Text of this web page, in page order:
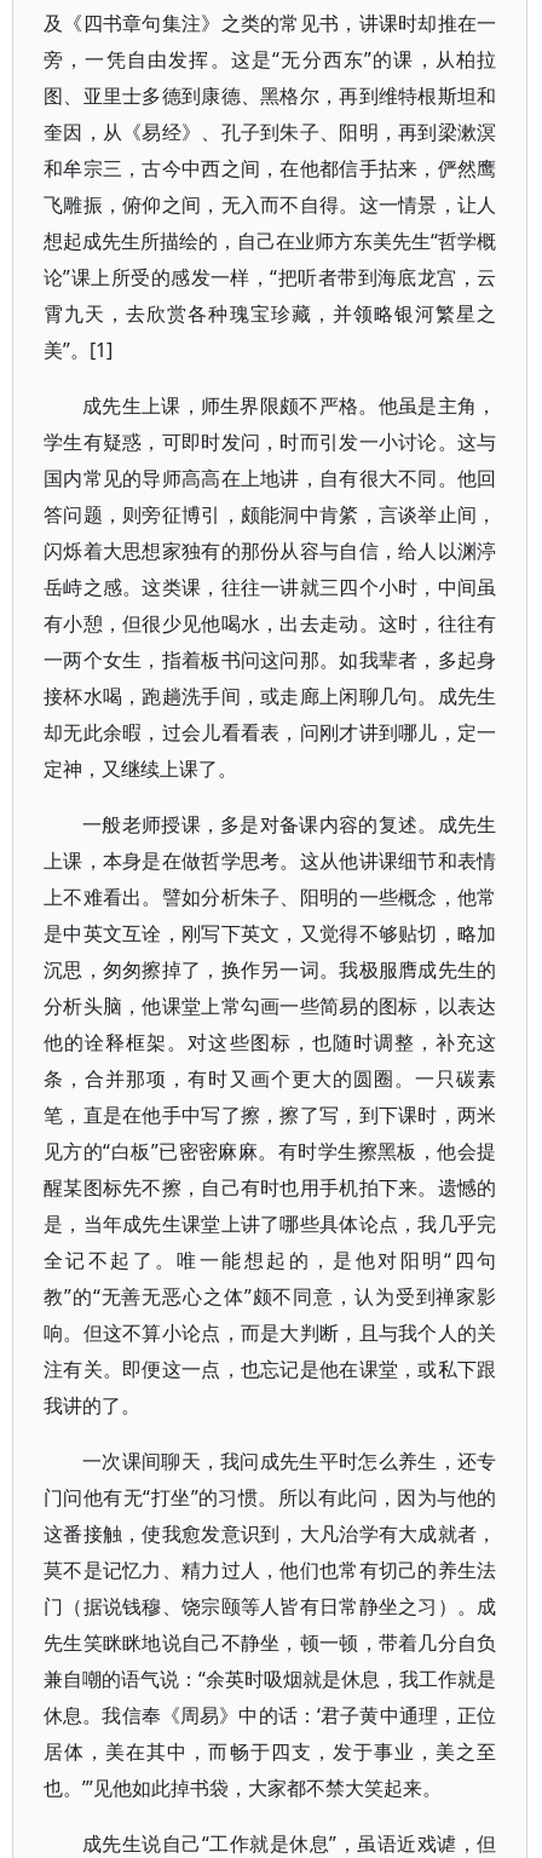
及《四书章句集注》之类的常见书，讲课时却推在一
旁，一凭自由发挥。这是“无分西东”的课，从柏拉
图、亚里士多德到康德、黑格尔，再到维特根斯坦和
奎因，从《易经》、孔子到朱子、阳明，再到梁漱溟
和牟宗三，古今中西之间，在他都信手拈来，俨然鹰
飞雕振，俯仰之间，无入而不自得。这一情景，让人
想起成先生所描绘的，自己在业师方东美先生“哲学概
论”课上所受的感发一样，“把听者带到海底龙宫，云
霄九天，去欣赏各种瑰宝珍藏，并领略银河繁星之
美”。[1]
成先生上课，师生界限颇不严格。他虽是主角，
学生有疑惑，可即时发问，时而引发一小讨论。这与
国内常见的导师高高在上地讲，自有很大不同。他回
答问题，则旁征博引，颇能洞中肯綮，言谈举止间，
闪烁着大思想家独有的那份从容与自信，给人以渊渟
岳峙之感。这类课，往往一讲就三四个小时，中间虽
有小憩，但很少见他喝水，出去走动。这时，往往有
一两个女生，指着板书问这问那。如我辈者，多起身
接杯水喝，跑趟洗手间，或走廊上闲聊几句。成先生
却无此余暇，过会儿看看表，问刚才讲到哪儿，定一
定神，又继续上课了。
一般老师授课，多是对备课内容的复述。成先生
上课，本身是在做哲学思考。这从他讲课细节和表情
上不难看出。譬如分析朱子、阳明的一些概念，他常
是中英文互诠，刚写下英文，又觉得不够贴切，略加
沉思，匆匆擦掉了，换作另一词。我极服膺成先生的
分析头脑，他课堂上常勾画一些简易的图标，以表达
他的诠释框架。对这些图标，也随时调整，补充这
条，合并那项，有时又画个更大的圆圈。一只碳素
笔，直是在他手中写了擦，擦了写，到下课时，两米
见方的“白板”已密密麻麻。有时学生擦黑板，他会提
醒某图标先不擦，自己有时也用手机拍下来。遗憾的
是，当年成先生课堂上讲了哪些具体论点，我几乎完
全记不起了。唯一能想起的，是他对阳明“四句
教”的“无善无恶心之体”颇不同意，认为受到禅家影
响。但这不算小论点，而是大判断，且与我个人的关
注有关。即便这一点，也忘记是他在课堂，或私下跟
我讲的了。
一次课间聊天，我问成先生平时怎么养生，还专
门问他有无“打坐”的习惯。所以有此问，因为与他的
这番接触，使我愈发意识到，大凡治学有大成就者，
莫不是记忆力、精力过人，他们也常有切己的养生法
门（据说钱穆、饶宗颐等人皆有日常静坐之习）。成
先生笑眯眯地说自己不静坐，顿一顿，带着几分自负
兼自嘲的语气说：“余英时吸烟就是休息，我工作就是
休息。我信奉《周易》中的话：‘君子黄中通理，正位
居体，美在其中，而畅于四支，发于事业，美之至
也。’”见他如此掉书袋，大家都不禁大笑起来。
成先生说自己“工作就是休息”，虽语近戏谑，但